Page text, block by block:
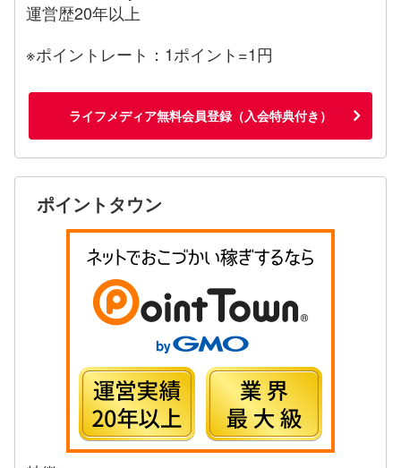
運営歴20年以上
※ポイントレート：1ポイント=1円
ライフメディア無料会員登録（入会特典付き）
ポイントタウン